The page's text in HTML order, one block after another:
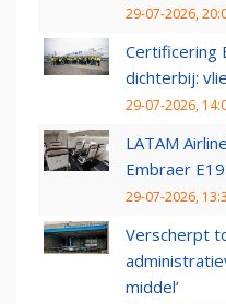
29-07-2026,
Certificering
dichterbij:
29-07-2026,
LATAM
Embraer
29-07-2026,
Verscherpt
middel’